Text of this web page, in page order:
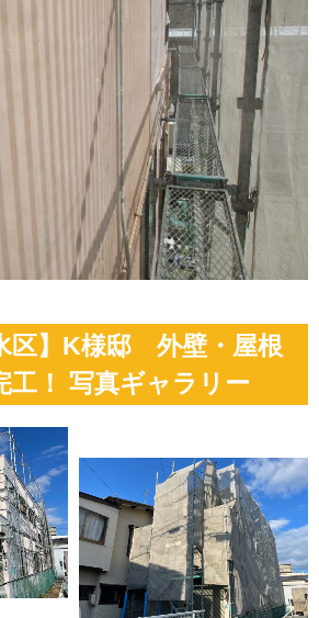
区】K様邸 外壁・屋根
！ 写真ギャラリー